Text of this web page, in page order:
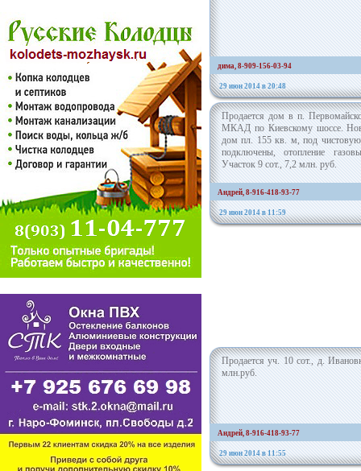
дима, 8-909-156-03-94
29 июн 2014 в 20:48
Продается дом в п.
МКАД по Киевскому шоссе.
дом пл. 155 кв. м, под
подключены, отопление
Участок 9 сот., 7,2 млн. руб.
Андрей, 8-916-418-93-77
29 июн 2014 в 11:59
Продается уч. 10 сот., д.
млн.руб.
Андрей, 8-916-418-93-77
29 июн 2014 в 11:55